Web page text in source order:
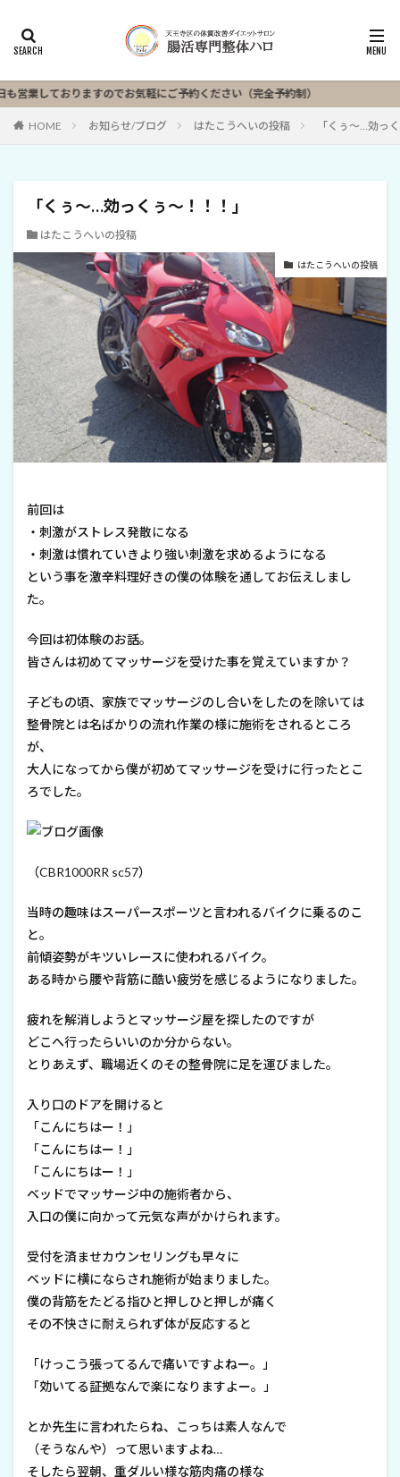
しておりますのでお気軽にご予約ください（完全予約制）
HOME お知らせ/ブログ はたこうへいの投稿 「くぅ～…効っ
「くぅ～…効っくぅ～！！！」
はたこうへいの投稿
はたこうへいの投稿
前回は
・刺激がストレス発散になる
・刺激は慣れていきより強い刺激を求めるようになる
という事を激辛料理好きの僕の体験を通してお伝えしまし
た。
今回は初体験のお話。
皆さんは初めてマッサージを受けた事を覚えていますか？
子どもの頃、家族でマッサージのし合いをしたのを除いては
整骨院とは名ばかりの流れ作業の様に施術をされるところ
が、
大人になってから僕が初めてマッサージを受けに行ったとこ
ろでした。
（CBR1000RR sc57）
当時の趣味はスーパースポーツと言われるバイクに乗るのこ
と。
前傾姿勢がキツいレースに使われるバイク。
ある時から腰や背筋に酷い疲労を感じるようになりました。
疲れを解消しようとマッサージ屋を探したのですが
どこへ行ったらいいのか分からない。
とりあえず、職場近くのその整骨院に足を運びました。
入り口のドアを開けると
「こんにちはー！」
「こんにちはー！」
「こんにちはー！」
ベッドでマッサージ中の施術者から、
入口の僕に向かって元気な声がかけられます。
受付を済ませカウンセリングも早々に
ベッドに横にならされ施術が始まりました。
僕の背筋をたどる指ひと押しひと押しが痛く
その不快さに耐えられず体が反応すると
「けっこう張ってるんで痛いですよねー。」
「効いてる証拠なんで楽になりますよー。」
とか先生に言われたらね、こっちは素人なんで
（そうなんや）って思いますよね…
そしたら翌朝、重ダルい様な筋肉痛の様な